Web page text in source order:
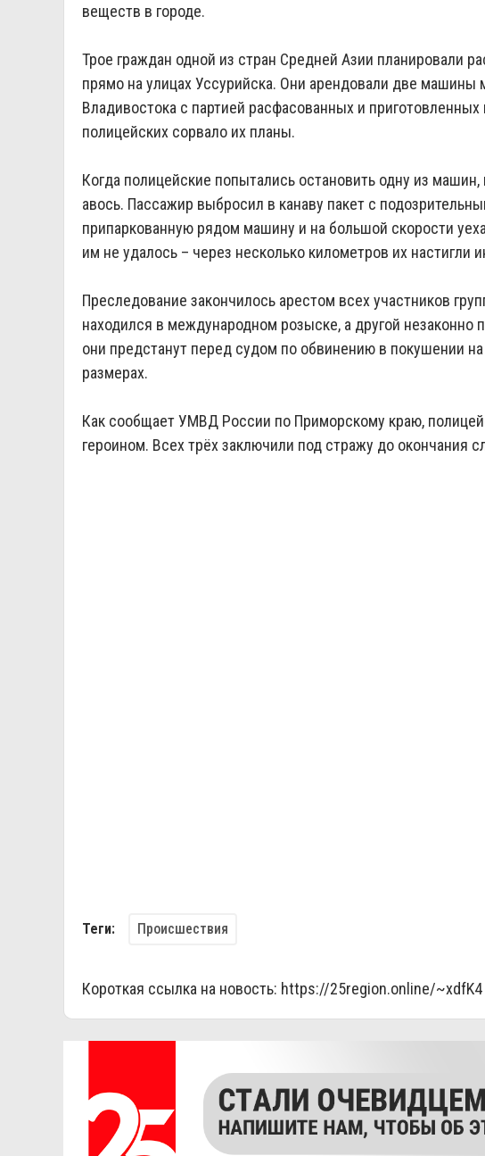
веществ в городе.
Трое граждан одной из стран Средней Азии планировали
прямо на улицах Уссурийска. Они арендовали две машины
Владивостока с партией расфасованных и
полицейских сорвало их планы.
Когда полицейские попытались остановить одну из
авось. Пассажир выбросил в канаву пакет с
припаркованную рядом машину и на большой скорости
им не удалось – через несколько километров их настигли
Преследование закончилось арестом всех участников
находился в международном розыске, а другой незаконно
они предстанут перед судом по обвинению в покушении
размерах.
Как сообщает УМВД России по Приморскому краю,
героином. Всех трёх заключили под стражу до окончания
Теги: Происшествия
Короткая ссылка на новость: https://25region.online/~xdfK4